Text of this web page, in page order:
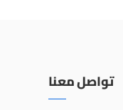
تواصل معنا